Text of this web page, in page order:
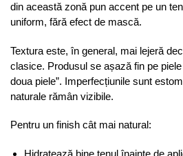
din această zonă pun accent pe un
uniform, fără efect de mască.
Textura este, în general, mai lejeră
clasice. Produsul se așază fin pe
doua piele”. Imperfecțiunile sunt
naturale rămân vizibile.
Pentru un finish cât mai natural:
Hidratează bine tenul înainte de